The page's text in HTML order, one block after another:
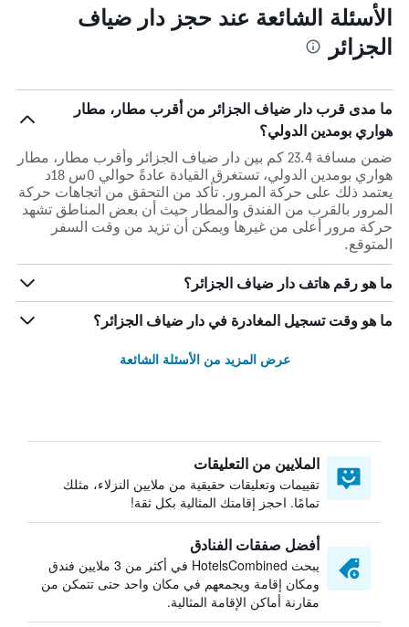
الأسئلة الشائعة عند حجز دار ضياف
الجزائر
ما مدى قرب دار ضياف الجزائر من أقرب مطار، مطار
هواري بومدين الدولي؟
ضمن مسافة 23.4 كم بين دار ضياف الجزائر وأقرب مطار، مطار
هواري بومدين الدولي، تستغرق القيادة عادةً حوالي 0س 18د
يعتمد ذلك على حركة المرور. تأكد من التحقق من اتجاهات حركة
المرور بالقرب من الفندق والمطار حيث أن بعض المناطق تشهد
حركة مرور أعلى من غيرها ويمكن أن تزيد من وقت السفر
المتوقع.
ما هو رقم هاتف دار ضياف الجزائر؟
ما هو وقت تسجيل المغادرة في دار ضياف الجزائر؟
عرض المزيد من الأسئلة الشائعة
الملايين من التعليقات
تقييمات وتعليقات حقيقية من ملايين النزلاء، مثلك
تمامًا. احجز إقامتك المثالية بكل ثقة!
أفضل صفقات الفنادق
يبحث HotelsCombined في أكثر من 3 ملايين فندق
ومكان إقامة ويجمعهم في مكان واحد حتى تتمكن من
مقارنة أماكن الإقامة المثالية.